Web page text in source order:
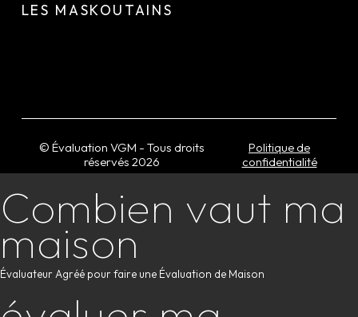
LES MASKOUTAINS
© Évaluation VGM - Tous droits
réservés 2026
Politique de
confidentialité
Combien vaut ma
maison
Évaluateur Agréé pour faire une Évaluation de Maison